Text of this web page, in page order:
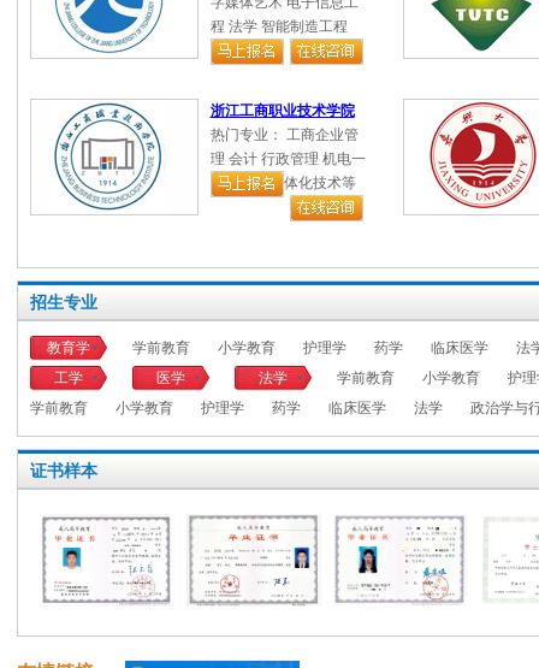
符合下列条件的中国公民可以报考：
（一）遵守中华人民共和国宪法和法律。
业人员和社会其他人员。
（三）身体健康，生活能自理，不影响所
（四）报考高起本或专科（高职）的考生
中专、职高、技校，下同）毕业文化程度或
列高等学校、高等教育自学考试机构颁发的
本科结业证书或以上证书的人员。
（五）报考医学门类专业的考生还应具备
1.
报考临床医学、口腔医学、预防医学
类专业的考生，需取得省级卫生行政部门颁
应专业学历；或者县级及以上卫生行政部门
执业证书并具有中专学历或中专水平证书。
2.报考护理学专业的考生应当取得省级
发的执业护士证书。
报考医学门类其他专业的考生应当是
行业工作的在职专业技术人员。
考生报考的专业原则上应与所从事的
程 法学 智能制造工程
浙江工商职业技术学院
热门专业： 工商企业管
理 会计 行政管理 机电一
体化技术等
招生专业
教育学 学前教育 小学教育 护理学 药学 临床医学
法
工学
医学 法学 学前教育 小学教育
护理
学前教育
小学教育 护理学 药学 临床医学 法学 政治学与
证书样本